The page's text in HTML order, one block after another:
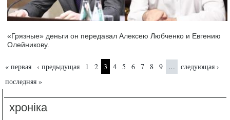
«Грязные» деньги он передавал Алексею Любченко и Евгению
Олейникову.
Страницы
« первая ‹ предыдущая 1 2 3 4 5 6 7 8 9 …
следующая ›
последняя »
хроніка